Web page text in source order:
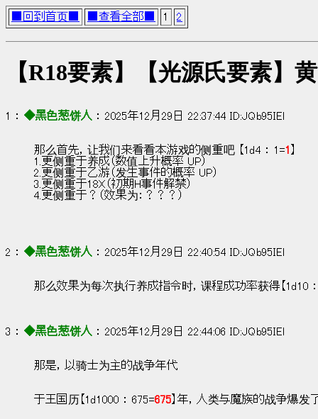
■回到首页■ ■查看全部■ 1 2
【R18要素】【光源氏要素】
1 ： ◆黑色葱饼人 ： 2025年12月29日 22:37:44 ID:JQb95IEl
那么首先，让我们来看看本游戏的侧重吧 【1d4 ： 1=1 】
1.更侧重于养成（数值上升概率 UP）
2.更侧重于乙游（发生事件的概率 UP）
3.更侧重于18X（初期H事件解禁）
4.更侧重于？（效果为：？？？）
2 ： ◆黑色葱饼人 ： 2025年12月29日 22:40:54 ID:JQb95IEl
那么效果为每次执行养成指令时，课程成功率获得【1d10
3 ： ◆黑色葱饼人 ： 2025年12月29日 22:44:06 ID:JQb95IEl
那是，以骑士为主的战争年代
于王国历【1d1000 ： 675=675】年，人类与魔族的战争爆发